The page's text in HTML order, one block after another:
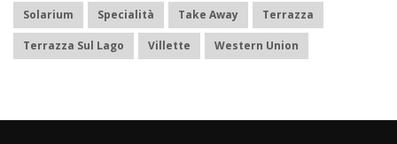
Solarium Specialità Take Away Terrazza
Terrazza Sul Lago Villette Western Union